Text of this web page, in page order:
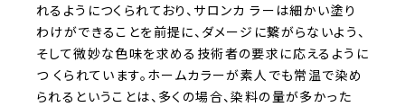
れるようにつくられており、サロンカ ラーは細かい塗り
わけができることを前提に、ダメージに繋がらないよう、
そして微妙な色味を求める技術者の要求に応えるように
つ くられています。ホームカラーが素人でも常温で染め
られるということは、多くの場合、染料の量が多かった